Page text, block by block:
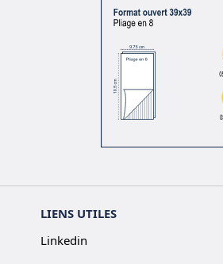
LIENS UTILES
Linkedin